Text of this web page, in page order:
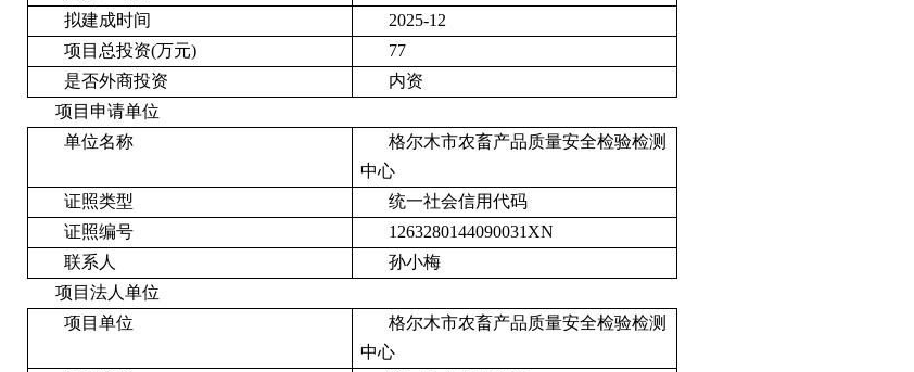
拟建成时间
2025-12
项目总投资(万元)
77
是否外商投资
内资
项目申请单位
单位名称
格尔木市农畜产品质量安全检验检测
中心
证照类型
统一社会信用代码
证照编号
1263280144090031XN
联系人
孙小梅
项目法人单位
项目单位
格尔木市农畜产品质量安全检验检测
中心